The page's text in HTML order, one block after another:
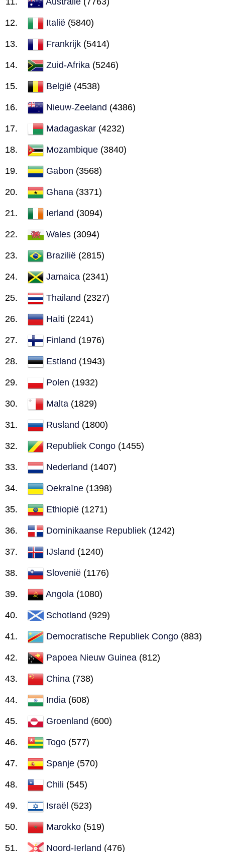
Italië (5840)
Frankrijk (5414)
Zuid-Afrika (5246)
België (4538)
Nieuw-Zeeland (4386)
Madagaskar (4232)
Mozambique (3840)
Gabon (3568)
Ghana (3371)
Ierland (3094)
Wales (3094)
Brazilië (2815)
Jamaica (2341)
Thailand (2327)
Haïti (2241)
Finland (1976)
Estland (1943)
Polen (1932)
Malta (1829)
Rusland (1800)
Republiek Congo (1455)
Nederland (1407)
Oekraïne (1398)
Ethiopië (1271)
Dominikaanse Republiek (1242)
IJsland (1240)
Slovenië (1176)
Angola (1080)
Schotland (929)
Democratische Republiek Congo (883)
Papoea Nieuw Guinea (812)
China (738)
India (608)
Groenland (600)
Togo (577)
Spanje (570)
Chili (545)
Israël (523)
Marokko (519)
Noord-Ierland (476)